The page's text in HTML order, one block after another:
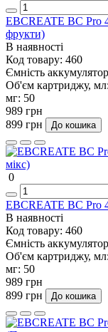
EBCREATE BC Pro
фрукти)
В наявності
Код товару: 460
Ємність
Об'єм картриджу, мл:
мг: 50
989 грн
899 грн
До кошика
0
EBCREATE BC Pro
В наявності
Код товару: 460
Ємність
Об'єм картриджу, мл:
мг: 50
989 грн
899 грн
До кошика